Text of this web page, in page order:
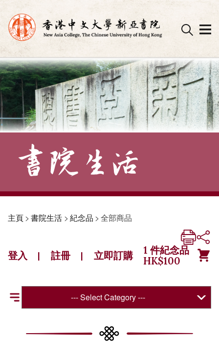
Skip
to
content
主頁> 書院生活 > 紀念品 > 全部商品
登入 | 註冊 | 立即訂購 1 件紀念品
HK$100
--- Select Category ---